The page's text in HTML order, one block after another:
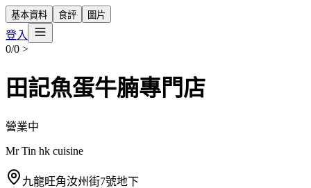
基本資料 食評 圖片
登入
0/0 >
田記魚蛋牛腩專門店
營業中
Mr Tin hk cuisine
九龍旺角汝州街7號地下